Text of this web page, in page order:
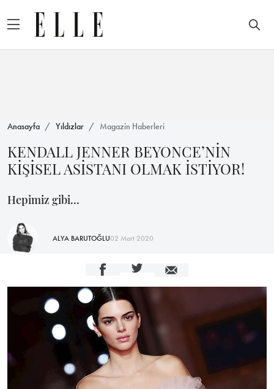
Anasayfa Yıldızlar Magazin Haberleri
KENDALL JENNER BEYONCE’NİN
KİŞİSEL ASİSTANI OLMAK İSTİYOR!
Hepimiz gibi…
ALYA BARUTOĞLU02 Mart 2020